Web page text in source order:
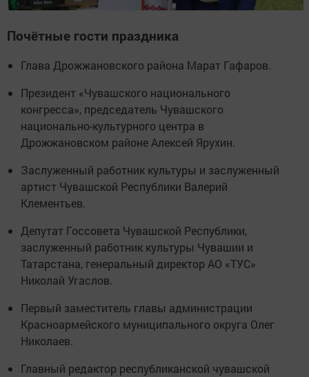
Почётные гости праздника
Глава Дрожжановского района Марат Гафаров.
Президент «Чувашского национального
конгресса», председатель Чувашского
национально-культурного центра в
Дрожжановском районе Алексей Ярухин.
Заслуженный работник культуры и заслуженный
артист Чувашской Республики Валерий
Клементьев.
Депутат Госсовета Чувашской Республики,
заслуженный работник культуры Чувашии и
Татарстана, генеральный директор АО «ТУС»
Николай Угаслов.
Первый заместитель главы администрации
Красноармейского муниципального округа Олег
Николаев.
Главный редактор республиканской чувашской